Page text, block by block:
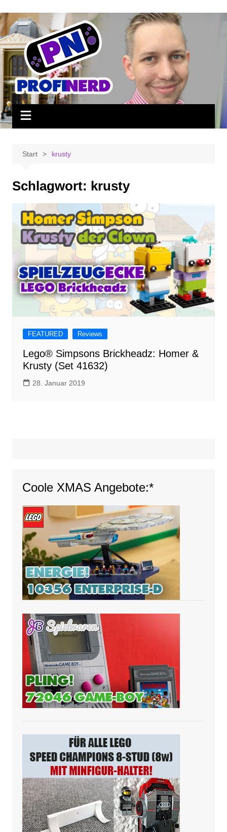
Inhalt
springen
Start krusty
Schlagwort: krusty
FEATURED Reviews
Lego® Simpsons Brickheadz: Homer &
Krusty (Set 41632)
28. Januar 2019
Coole XMAS Angebote:*